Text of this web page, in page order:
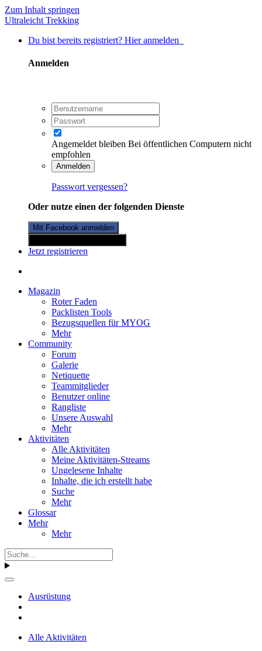
Zum Inhalt springen
Ultraleicht Trekking
Du bist bereits registriert? Hier anmelden
Anmelden
Angemeldet bleiben Bei öffentlichen Computern nicht
empfohlen
Anmelden
Passwort vergessen?
Oder nutze einen der folgenden Dienste
Mit Facebook anmelden
Jetzt registrieren
Magazin
Roter Faden
Packlisten Tools
Bezugsquellen für MYOG
Mehr
Community
Forum
Galerie
Netiquette
Teammitglieder
Benutzer online
Rangliste
Unsere Auswahl
Mehr
Aktivitäten
Alle Aktivitäten
Meine Aktivitäten-Streams
Ungelesene Inhalte
Inhalte, die ich erstellt habe
Suche
Mehr
Glossar
Mehr
Mehr
Ausrüstung
Alle Aktivitäten